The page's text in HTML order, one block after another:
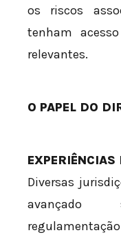
os riscos
tenham
relevantes.
O PAPEL DO
Diversas
avançado